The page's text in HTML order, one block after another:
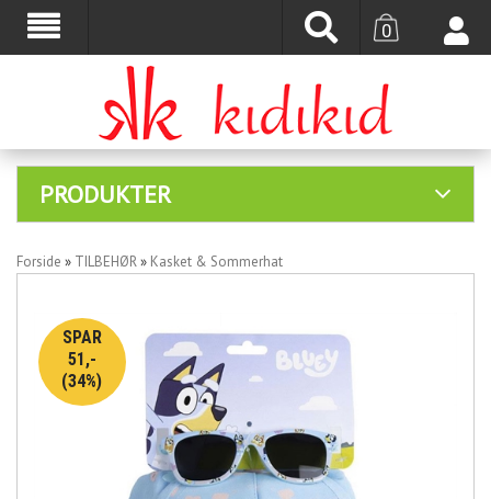
0
PRODUKTER
Forside » TILBEHØR» Kasket & Sommerhat
SPAR
51,-
(34%)